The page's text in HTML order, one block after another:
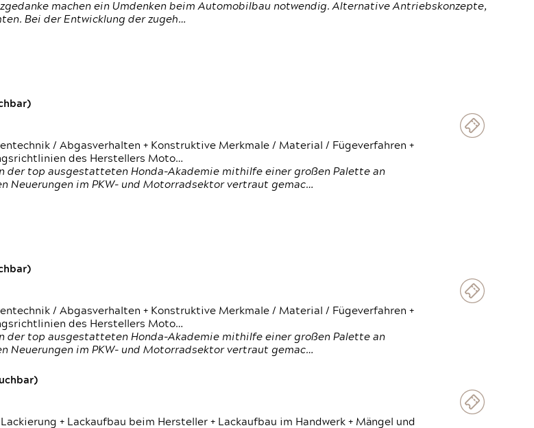
machen ein Umdenken beim Automobilbau notwendig. Alternative Antriebskonzepte,
Bei der Entwicklung der zugeh…
/ Abgasverhalten + Konstruktive Merkmale / Material / Fügeverfahren +
des Herstellers Moto…
der top ausgestatteten Honda-Akademie mithilfe einer großen Palette an
Neuerungen im PKW- und Motorradsektor vertraut gemac…
/ Abgasverhalten + Konstruktive Merkmale / Material / Fügeverfahren +
des Herstellers Moto…
der top ausgestatteten Honda-Akademie mithilfe einer großen Palette an
Neuerungen im PKW- und Motorradsektor vertraut gemac…
+ Lackaufbau beim Hersteller + Lackaufbau im Handwerk + Mängel und